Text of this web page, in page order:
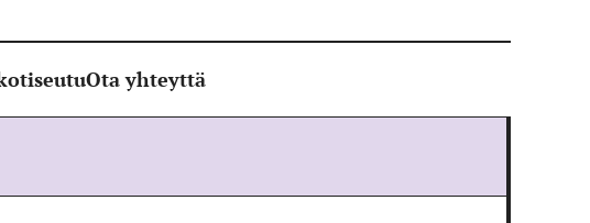
Ota yhteyttä